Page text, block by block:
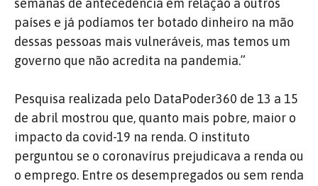
semanas de antecedência em relação a outros
países e já podíamos ter botado dinheiro na mão
dessas pessoas mais vulneráveis, mas temos um
governo que não acredita na pandemia.”
Pesquisa realizada pelo DataPoder360 de 13 a 15
de abril mostrou que, quanto mais pobre, maior o
impacto da covid-19 na renda. O instituto
perguntou se o coronavírus prejudicava a renda ou
o emprego. Entre os desempregados ou sem renda